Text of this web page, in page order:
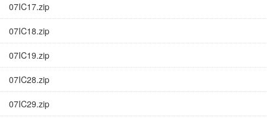
07IC17.zip
07IC18.zip
07IC19.zip
07IC28.zip
07IC29.zip